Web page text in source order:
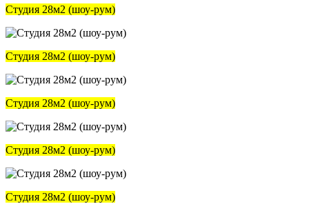
Студия 28м2 (шоу-рум)
Студия 28м2 (шоу-рум)
Студия 28м2 (шоу-рум)
Студия 28м2 (шоу-рум)
Студия 28м2 (шоу-рум)